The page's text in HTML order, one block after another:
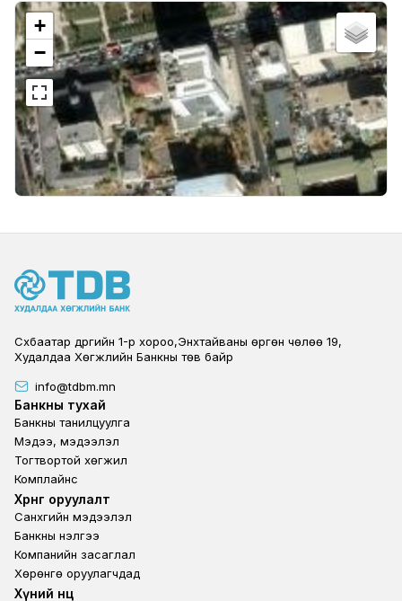
+
−
Сүхбаатар дүүргийн 1-р хороо,Энхтайваны өргөн чөлөө 19,
Худалдаа Хөгжлийн Банкны төв байр
info@tdbm.mn
Footer
Банкны тухай
Банкны танилцуулга
Мэдээ, мэдээлэл
Тогтвортой хөгжил
Комплайнс
Footer third
Хөрөнгө оруулалт
Санхүүгийн мэдээлэл
Банкны үнэлгээ
Компанийн засаглал
Хөрөнгө оруулагчдад
Footer second
Хүний нөөц